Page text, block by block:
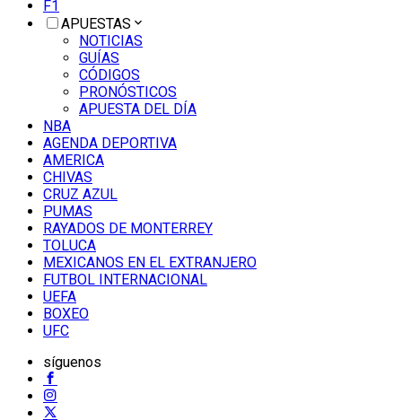
F1
APUESTAS
NOTICIAS
GUÍAS
CÓDIGOS
PRONÓSTICOS
APUESTA DEL DÍA
NBA
AGENDA DEPORTIVA
AMERICA
CHIVAS
CRUZ AZUL
PUMAS
RAYADOS DE MONTERREY
TOLUCA
MEXICANOS EN EL EXTRANJERO
FUTBOL INTERNACIONAL
UEFA
BOXEO
UFC
síguenos